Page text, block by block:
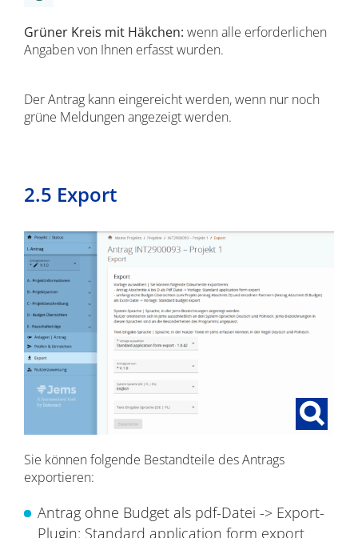
Grüner Kreis mit Häkchen: wenn alle erforderlichen
Angaben von Ihnen erfasst wurden.
Der Antrag kann eingereicht werden, wenn nur noch
grüne Meldungen angezeigt werden.
2.5 Export
Sie können folgende Bestandteile des Antrags
exportieren:
Antrag ohne Budget als pdf-Datei -> Export-
Plugin: Standard application form export